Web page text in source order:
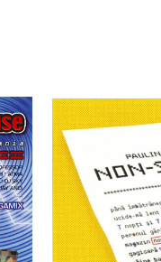
Hard Beat
Written-By –DJ Wave (2)
Liquid 1
Written-By –DJ Rhadoo*
Kosmic Diffusion
Written-By –Toxica
Ur-Ban